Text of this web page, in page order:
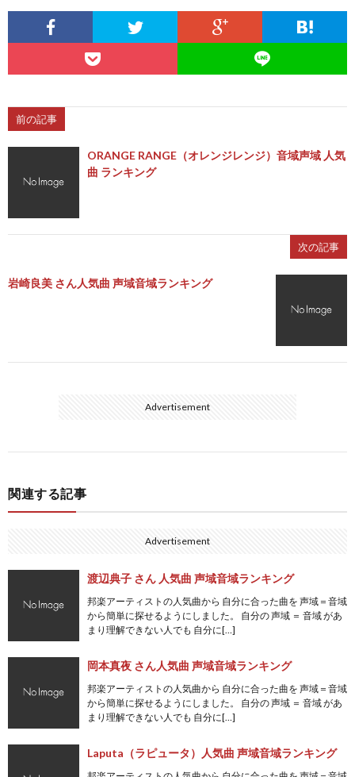
前の記事
ORANGE RANGE（オレンジレンジ）音域声域 人気
曲 ランキング
次の記事
岩崎良美 さん人気曲 声域音域ランキング
Advertisement
関連する記事
Advertisement
渡辺典子 さん 人気曲 声域音域ランキング
邦楽アーティストの人気曲から 自分に合った曲を 声域＝音域
から簡単に探せるようにしました。 自分の 声域 ＝ 音域 があ
まり理解できない人でも 自分に[…]
岡本真夜 さん人気曲 声域音域ランキング
邦楽アーティストの人気曲から 自分に合った曲を 声域＝音域
から簡単に探せるようにしました。 自分の 声域 ＝ 音域 があ
まり理解できない人でも 自分に[…]
Laputa（ラピュータ）人気曲 声域音域ランキング